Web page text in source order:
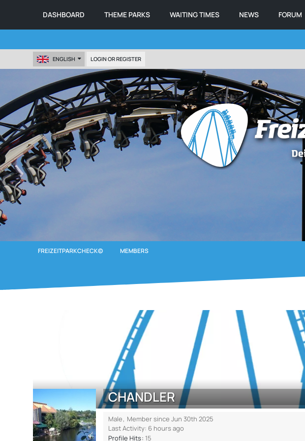
DASHBOARD THEME PARKS WAITING TIMES NEWS FORUM
ENGLISH LOGIN OR REGISTER
FREIZEITPARKCHECK© MEMBERS
CHANDLER
Male
Member since Jun 30th 2025
Last Activity: 6 hours ago
Profile Hits 15